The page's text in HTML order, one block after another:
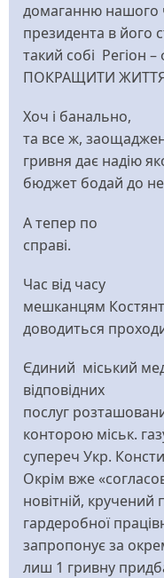
домаганню нашого
президента в його
такий собі Регіон
ПОКРАЩИТИ
Хоч і банально,
та все ж,
гривня дає надію
бюджет бодай до
А тепер по
справі.
Час від часу
мешканцям
доводиться
Єдиний міський
відповідних
послуг
конторою міськ.
супереч Укр.
Окрім вже
новітній,
гардеробної
запропонує за
лиш 1 гривну